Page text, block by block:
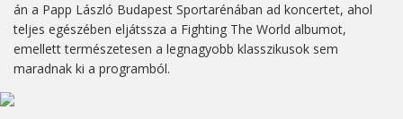
án a Papp László Budapest Sportarénában ad koncertet, ahol
teljes egészében eljátssza a Fighting The World albumot,
emellett természetesen a legnagyobb klasszikusok sem
maradnak ki a programból.